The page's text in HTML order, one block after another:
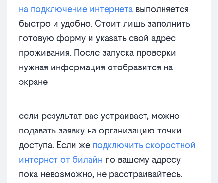
на подключение интернета выполняется
быстро и удобно. Стоит лишь заполнить
готовую форму и указать свой адрес
проживания. После запуска проверки
нужная информация отобразится на
экране
если результат вас устраивает, можно
подавать заявку на организацию точки
доступа. Если же подключить скоростной
интернет от билайн по вашему адресу
пока невозможно, не расстраивайтесь.